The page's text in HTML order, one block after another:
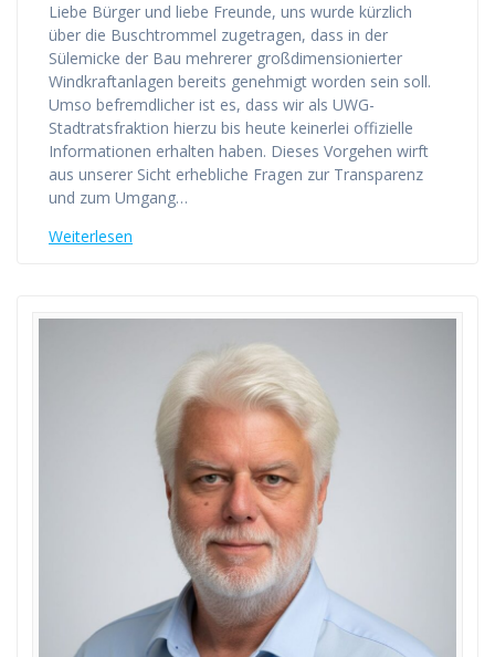
Liebe Bürger und liebe Freunde, uns wurde kürzlich
über die Buschtrommel zugetragen, dass in der
Sülemicke der Bau mehrerer großdimensionierter
Windkraftanlagen bereits genehmigt worden sein soll.
Umso befremdlicher ist es, dass wir als UWG-
Stadtratsfraktion hierzu bis heute keinerlei offizielle
Informationen erhalten haben. Dieses Vorgehen wirft
aus unserer Sicht erhebliche Fragen zur Transparenz
und zum Umgang…
Weiterlesen